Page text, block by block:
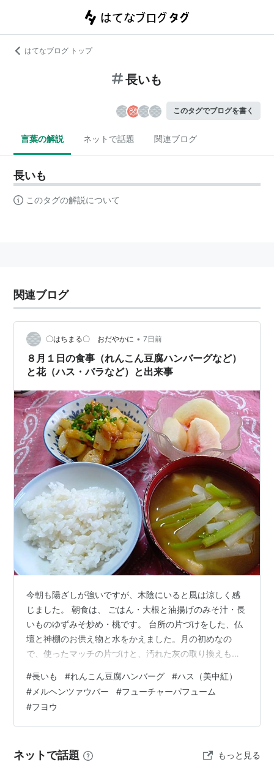
はてなブログ トップ
長いも
このタグでブログを書く
言葉の解説 ネットで話題 関連ブログ
長いも
このタグの解説について
関連ブログ
〇はちまる〇 おだやかに • 7日前
８月１日の食事（れんこん豆腐ハンバーグなど）
と花（ハス・バラなど）と出来事
今朝も陽ざしが強いですが、木陰にいると風は涼しく感
じました。 朝食は、 ごはん・大根と油揚げのみそ汁・長
いものゆずみそ炒め・桃です。 台所の片づけをした、仏
壇と神棚のお供え物と水をかえました。月の初めなの
で、使ったマッチの片づけと、汚れた灰の取り換えもし
洗濯物干し・勝手口と玄関の掃除・家の周りの掃除・ベ
ランダの蘭の世話（乾いた鉢には液肥を）・クンシラン
にも液肥を与えました。窓のさんふき・トイレ掃除をし
ました。 昨日できなかったところ（さぼったところ）の
ス（美中紅） 今年１９個目の花です。葉の…
#長いも #れんこん豆腐ハンバーグ #ハス（美中紅）
# メルヘンツァウバー #フューチャーパフューム
#フヨウ
ネットで話題 もっと見る